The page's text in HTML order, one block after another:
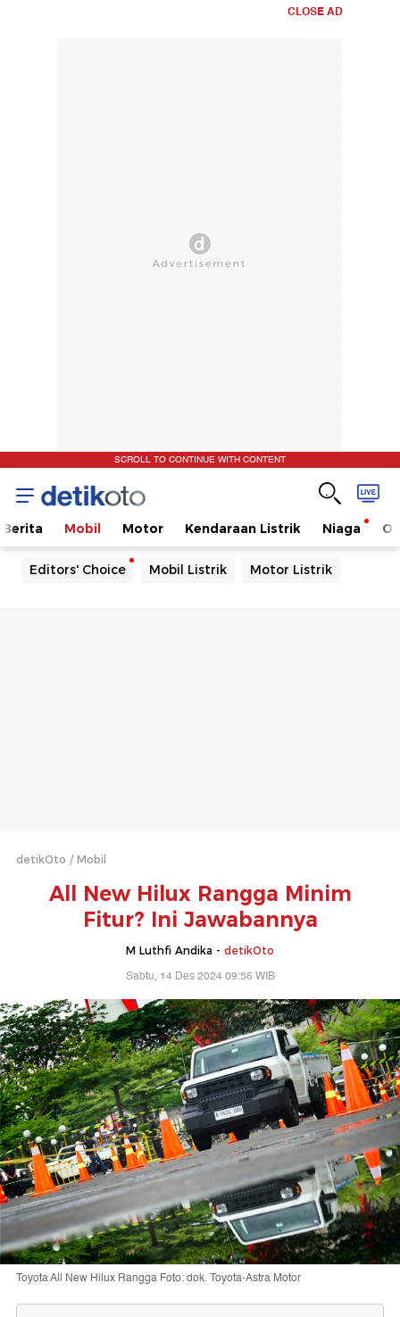
CLOSE AD
SCROLL TO CONTINUE WITH CONTENT
Berita Mobil Motor Kendaraan Listrik Niaga
Editors' Choice Mobil Listrik Motor Listrik
detikOto Mobil
All New Hilux Rangga Minim
Fitur? Ini Jawabannya
M Luthfi Andika - detikOto
Sabtu, 14 Des 2024 09:56 WIB
Toyota All New Hilux Rangga Foto: dok. Toyota-Astra Motor